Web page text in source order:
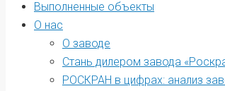
Выполненные объекты
О нас
О заводе
Стань дилером завода
РОСКРАН в цифрах: анализ